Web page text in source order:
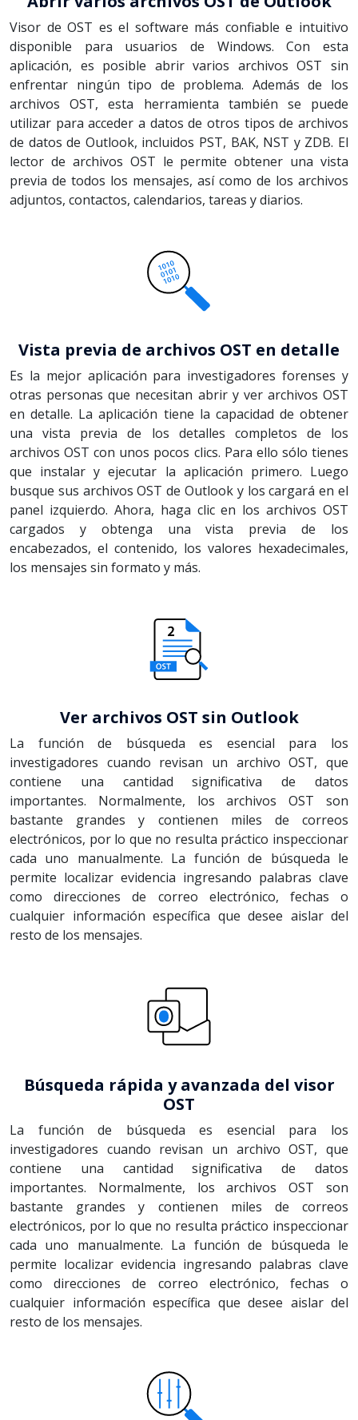
Visor de OST es el software más confiable e intuitivo
disponible para usuarios de Windows. Con esta
aplicación, es posible abrir varios archivos OST sin
enfrentar ningún tipo de problema. Además de los
archivos OST, esta herramienta también se puede
utilizar para acceder a datos de otros tipos de archivos
de datos de Outlook, incluidos PST, BAK, NST y ZDB. El
lector de archivos OST le permite obtener una vista
previa de todos los mensajes, así como de los archivos
adjuntos, contactos, calendarios, tareas y diarios.
Vista previa de archivos OST en detalle
Es la mejor aplicación para investigadores forenses y
otras personas que necesitan abrir y ver archivos OST
en detalle. La aplicación tiene la capacidad de obtener
una vista previa de los detalles completos de los
archivos OST con unos pocos clics. Para ello sólo tienes
que instalar y ejecutar la aplicación primero. Luego
busque sus archivos OST de Outlook y los cargará en el
panel izquierdo. Ahora, haga clic en los archivos OST
cargados y obtenga una vista previa de los
encabezados, el contenido, los valores hexadecimales,
los mensajes sin formato y más.
Ver archivos OST sin Outlook
La función de búsqueda es esencial para los
investigadores cuando revisan un archivo OST, que
contiene una cantidad significativa de datos
importantes. Normalmente, los archivos OST son
bastante grandes y contienen miles de correos
electrónicos, por lo que no resulta práctico inspeccionar
cada uno manualmente. La función de búsqueda le
permite localizar evidencia ingresando palabras clave
como direcciones de correo electrónico, fechas o
cualquier información específica que desee aislar del
resto de los mensajes.
Búsqueda rápida y avanzada del visor
OST
La función de búsqueda es esencial para los
investigadores cuando revisan un archivo OST, que
contiene una cantidad significativa de datos
importantes. Normalmente, los archivos OST son
bastante grandes y contienen miles de correos
electrónicos, por lo que no resulta práctico inspeccionar
cada uno manualmente. La función de búsqueda le
permite localizar evidencia ingresando palabras clave
como direcciones de correo electrónico, fechas o
cualquier información específica que desee aislar del
resto de los mensajes.